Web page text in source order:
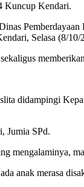
Kuncup Kendari.
Selasa (8/10/
didampingi
Jumia SPd.
mengalaminya,
anak merasa